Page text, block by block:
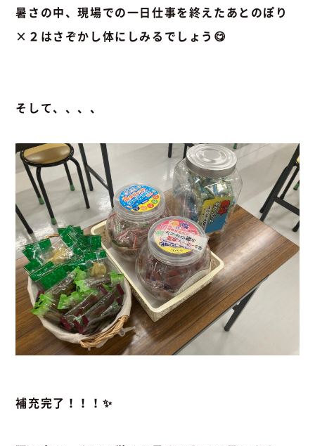
暑さの中、現場での一日仕事を終えたあとのぽり
×２はさぞかし体にしみるでしょう😋
そして、、、、
補充完了！！！✨